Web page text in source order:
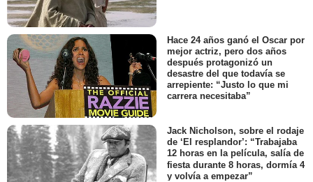
Hace 24 años ganó el Oscar por
mejor actriz, pero dos años
después protagonizó un
desastre del que todavía se
arrepiente: “Justo lo que mi
carrera necesitaba”
Jack Nicholson, sobre el rodaje
de ‘El resplandor’: “Trabajaba
12 horas en la película, salía de
fiesta durante 8 horas, dormía 4
y volvía a empezar”